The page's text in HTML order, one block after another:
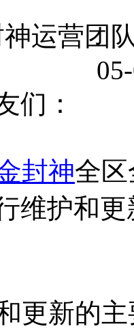
运营团
们：
封神全
维护和
新的主